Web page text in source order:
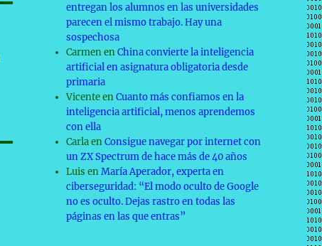
entregan los alumnos en las universidades
parecen el mismo trabajo. Hay una
sospechosa
CarmenenChina convierte la inteligencia
artificial en asignatura obligatoria desde
primaria
VicenteenCuanto más confiamos en la
inteligencia artificial, menos aprendemos
con ella
CarlaenConsigue navegar por internet con
un ZX Spectrum de hace más de 40 años
Luis enMaría Aperador, experta en
ciberseguridad: “El modo oculto de Google
no es oculto. Dejas rastro en todas las
páginas en las que entras”